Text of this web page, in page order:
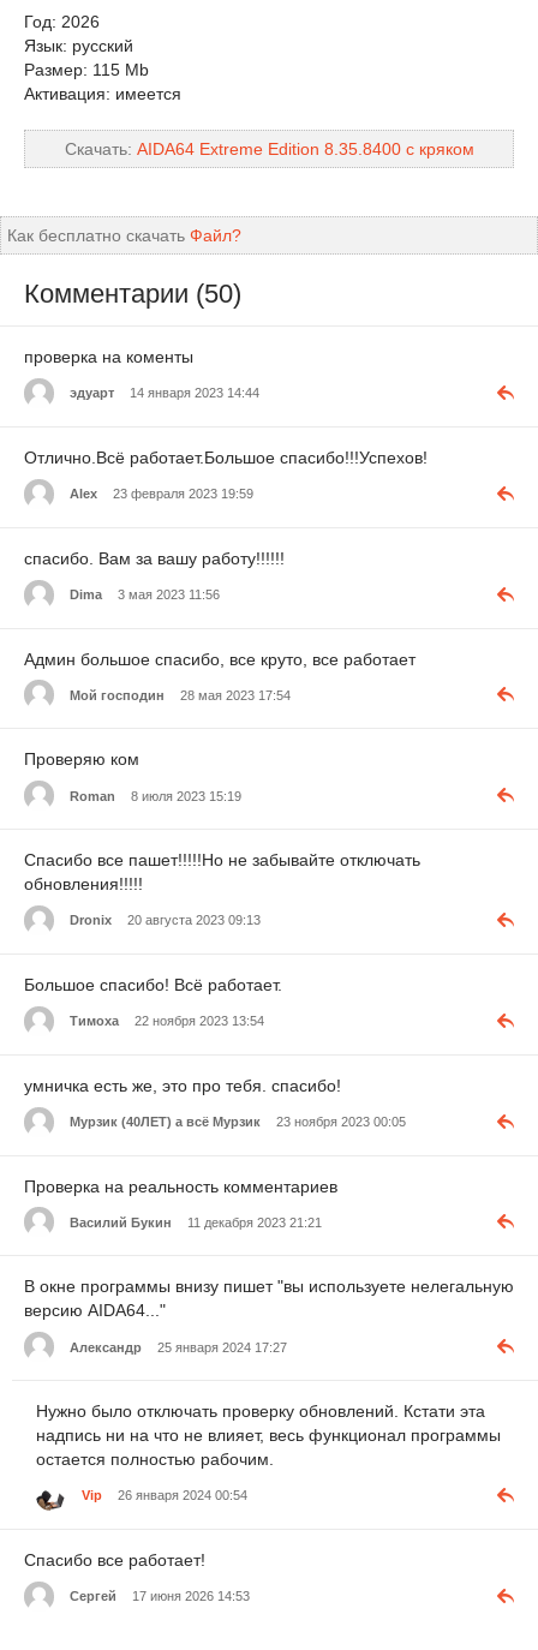
Год: 2026
Язык: русский
Размер: 115 Mb
Активация: имеется
Скачать: AIDA64 Extreme Edition 8.35.8400 с кряком
Как бесплатно скачать Файл?
Комментарии (50)
проверка на коменты
эдуарт 14 января 2023 14:44
Отлично.Всё работает.Большое спасибо!!!Успехов!
Alex 23 февраля 2023 19:59
спасибо. Вам за вашу работу!!!!!!
Dima 3 мая 2023 11:56
Админ большое спасибо, все круто, все работает
Мой господин 28 мая 2023 17:54
Проверяю ком
Roman 8 июля 2023 15:19
Спасибо все пашет!!!!!Но не забывайте отключать
обновления!!!!!
Dronix 20 августа 2023 09:13
Большое спасибо! Всё работает.
Тимоха 22 ноября 2023 13:54
умничка есть же, это про тебя. спасибо!
Мурзик (40ЛЕТ) а всё Мурзик 23 ноября 2023 00:05
Проверка на реальность комментариев
Василий Букин 11 декабря 2023 21:21
В окне программы внизу пишет "вы используете нелегальную
версию AIDA64..."
Александр 25 января 2024 17:27
Нужно было отключать проверку обновлений. Кстати эта
надпись ни на что не влияет, весь функционал программы
остается полностью рабочим.
Vip 26 января 2024 00:54
Спасибо все работает!
Сергей 17 июня 2026 14:53